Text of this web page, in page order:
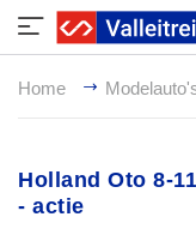
Home
Holland Oto 8-
- actie